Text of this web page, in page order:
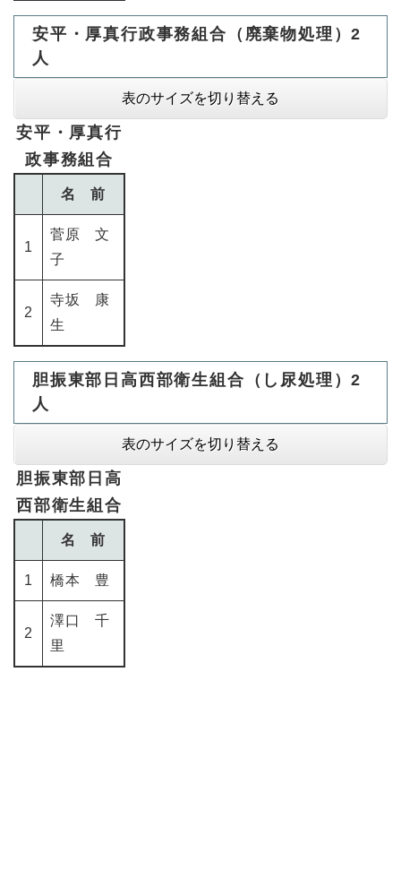
安平・厚真行政事務組合（廃棄物処理）2
人
表のサイズを切り替える
安平・厚真行
政事務組合
名 前
1
菅原 文
子
2
寺坂 康
生
胆振東部日高西部衛生組合（し尿処理）2
人
表のサイズを切り替える
胆振東部日高
西部衛生組合
名 前
1 橋本 豊
2
澤口 千
里